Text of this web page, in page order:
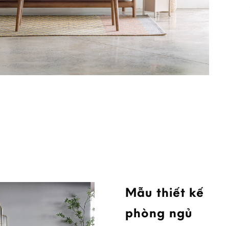
Mẫu thiết kế
phòng ngủ